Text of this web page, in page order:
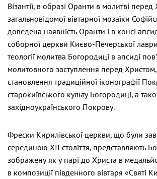
Візантії, в образі Оранти в молитві
загальновідомої вівтарної мозаїки
доведена наявність Оранти і в консі
соборної церкви Києво-Печерської лаври.
теології молитва Богородиці в апсиді
молитовного заступлення перед
становлення традиційної іконографії
старокиївського культу Богородиці, а
західноукраїнського Покрову.
Фрески Кирилівської церкви, що були
серединою ХІІ століття, представляють
зображену як у парі до Христа в
в композиції південного вівтаря «Святі